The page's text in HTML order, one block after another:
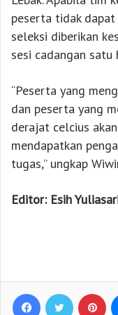
peserta tidak
seleksi diberikan
sesi cadangan
“Peserta yang
dan peserta yang
derajat celcius
mendapatkan
tugas,” ungkap
Editor: Esih